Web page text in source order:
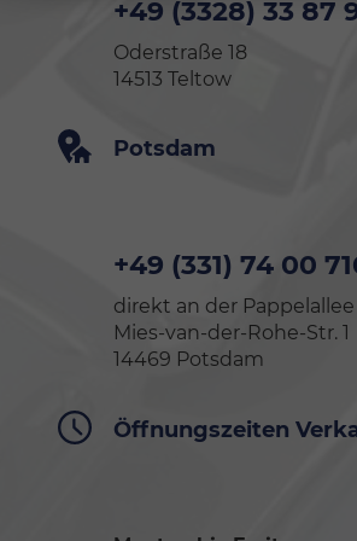
+49 (3328) 33 87
Oderstraße 18
14513 Teltow
Potsdam
+49 (331) 74 00
direkt an der Pappelallee
Mies-van-der-Rohe-Str. 1
14469 Potsdam
Öffnungszeiten